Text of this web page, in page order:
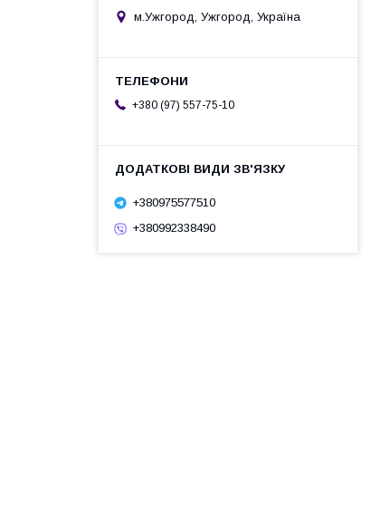
м.Ужгород, Ужгород, Україна
+380 (97) 557-75-10
+380975577510
+380992338490